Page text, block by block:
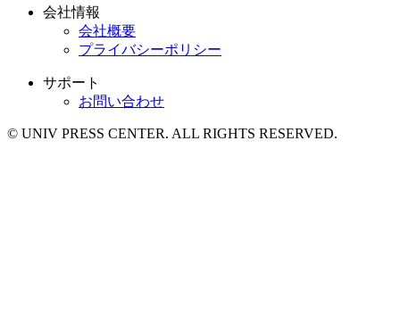
会社情報
会社概要
プライバシーポリシー
サポート
お問い合わせ
© UNIV PRESS CENTER. ALL RIGHTS RESERVED.